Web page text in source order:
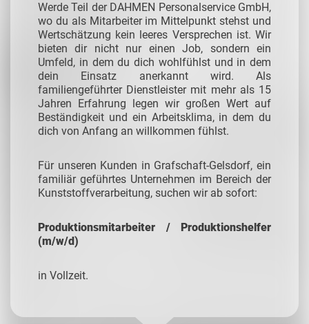
Werde Teil der DAHMEN Personalservice GmbH,
wo du als Mitarbeiter im Mittelpunkt stehst und
Wertschätzung kein leeres Versprechen ist. Wir
bieten dir nicht nur einen Job, sondern ein
Umfeld, in dem du dich wohlfühlst und in dem
dein Einsatz anerkannt wird. Als
familiengeführter Dienstleister mit mehr als 15
Jahren Erfahrung legen wir großen Wert auf
Beständigkeit und ein Arbeitsklima, in dem du
dich von Anfang an willkommen fühlst.
Für unseren Kunden in Grafschaft-Gelsdorf, ein
familiär geführtes Unternehmen im Bereich der
Kunststoffverarbeitung, suchen wir ab sofort:
Produktionsmitarbeiter / Produktionshelfer
(m/w/d)
in Vollzeit.